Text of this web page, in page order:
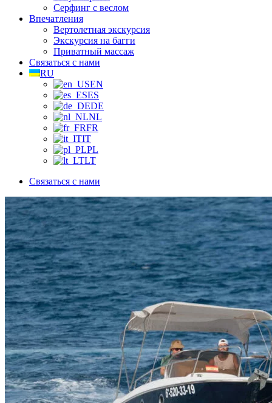
Серфинг с веслом
Впечатления
Вертолетная экскурсия
Экскурсия на багги
Приватный массаж
Связаться с нами
RU
EN
ES
DE
NL
FR
IT
PL
LT
Связаться с нами